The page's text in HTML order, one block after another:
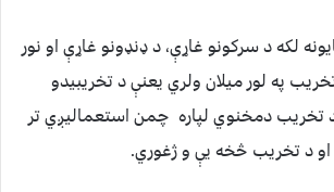
لكه د سركونو غاړې، د ډنډونو غاړې او نور
په لور ميلان ولري يعنې د تخريبيدو
تخريب دمخنوي لپاره چمن استعماليږي تر
د تخريب څخه يې و ژغوري.